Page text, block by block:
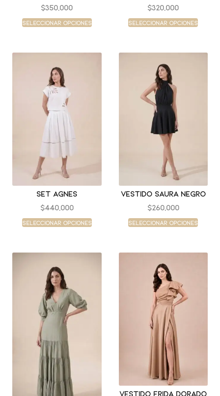
$350,000
Seleccionar opciones
$320,000
Seleccionar opciones
Set agnes
$440,000
Seleccionar opciones
Vestido saura negro
$260,000
Seleccionar opciones
Vestido frida dorado